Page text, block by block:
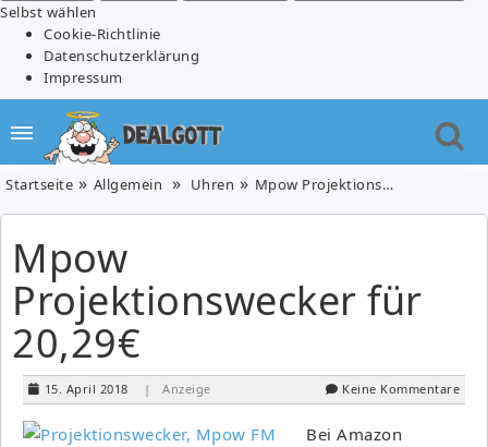
Selbst wählen
Cookie-Richtlinie
Datenschutzerklärung
Impressum
Startseite Allgemein Uhren Mpow Projektionswecker für 20,29€
Mpow
Projektionswecker für
20,29€
15. April 2018 | Anzeige Keine Kommentare
Bei Amazon